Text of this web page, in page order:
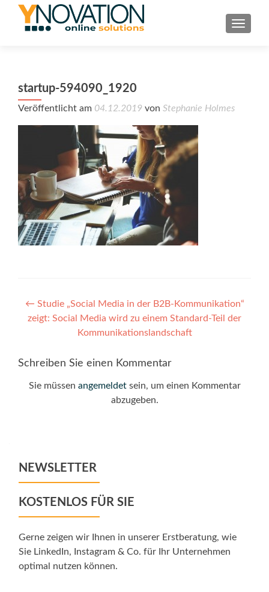
startup-594090_1920
Veröffentlicht am 04.12.2019 von Stephanie Holmes
Post
navigation
← Studie „Social Media in der B2B-Kommunikation“
zeigt: Social Media wird zu einem Standard-Teil der
Kommunikationslandschaft
Schreiben Sie einen Kommentar
Sie müssen angemeldetsein, um einen Kommentar
abzugeben.
NEWSLETTER
KOSTENLOS FÜR SIE
Gerne zeigen wir Ihnen in unserer Erstberatung, wie
Sie LinkedIn, Instagram & Co. für Ihr Unternehmen
optimal nutzen können.